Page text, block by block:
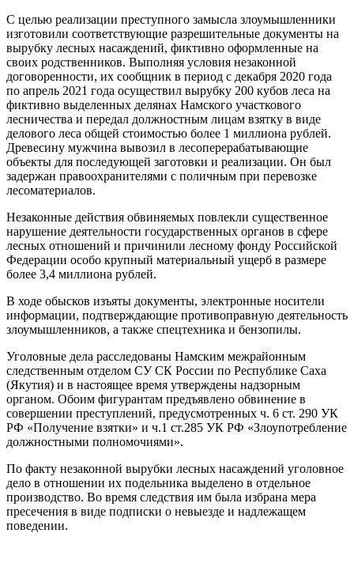
С целью реализации преступного замысла злоумышленники
изготовили соответствующие разрешительные документы на
вырубку лесных насаждений, фиктивно оформленные на
своих родственников. Выполняя условия незаконной
договоренности, их сообщник в период с декабря 2020 года
по апрель 2021 года осуществил вырубку 200 кубов леса на
фиктивно выделенных делянах Намского участкового
лесничества и передал должностным лицам взятку в виде
делового леса общей стоимостью более 1 миллиона рублей.
Древесину мужчина вывозил в лесоперерабатывающие
объекты для последующей заготовки и реализации. Он был
задержан правоохранителями с поличным при перевозке
лесоматериалов.
Незаконные действия обвиняемых повлекли существенное
нарушение деятельности государственных органов в сфере
лесных отношений и причинили лесному фонду Российской
Федерации особо крупный материальный ущерб в размере
более 3,4 миллиона рублей.
В ходе обысков изъяты документы, электронные носители
информации, подтверждающие противоправную деятельность
злоумышленников, а также спецтехника и бензопилы.
Уголовные дела расследованы Намским межрайонным
следственным отделом СУ СК России по Республике Саха
(Якутия) и в настоящее время утверждены надзорным
органом. Обоим фигурантам предъявлено обвинение в
совершении преступлений, предусмотренных ч. 6 ст. 290 УК
РФ «Получение взятки» и ч.1 ст.285 УК РФ «Злоупотребление
должностными полномочиями».
По факту незаконной вырубки лесных насаждений уголовное
дело в отношении их подельника выделено в отдельное
производство. Во время следствия им была избрана мера
пресечения в виде подписки о невыезде и надлежащем
поведении.